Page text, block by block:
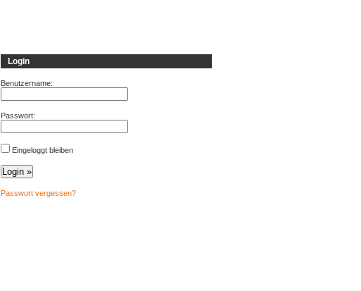
Login
Benutzername:
Passwort:
Eingeloggt bleiben
Passwort vergessen?